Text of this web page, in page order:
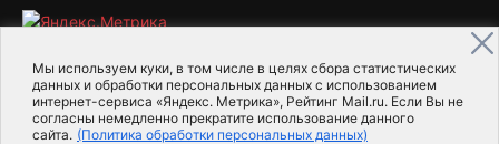
Мы используем куки, в том числе в целях сбора статистических
данных и обработки персональных данных с использованием
интернет-сервиса «Яндекс. Метрика», Рейтинг Mail.ru. Если Вы не
согласны немедленно прекратите использование данного
сайта. (Политика обработки персональных данных)
2015-2026- Информационное агентство МедиаПоток